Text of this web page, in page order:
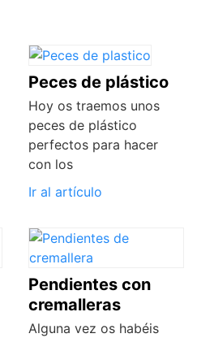
Peces de plástico
Hoy os traemos unos
peces de plástico
perfectos para hacer
con los
Ir al artículo
Pendientes con
cremalleras
Alguna vez os habéis